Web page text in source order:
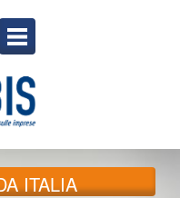
ITALIA